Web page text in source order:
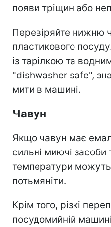
появи тріщин або
Перевіряйте нижню
пластикового
із тарілкою та
"dishwasher safe",
мити в машині.
Чавун
Якщо чавун має
сильні миючі засоби
температури
потьмяніти.
Крім того, різкі
посудомийній